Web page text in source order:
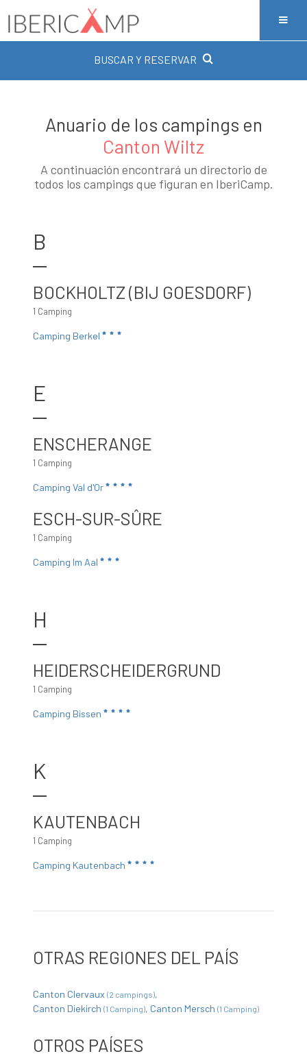
BUSCAR Y RESERVAR
Anuario de los campings en
Canton Wiltz
A continuación encontrará un directorio de
todos los campings que figuran en IberiCamp.
B
BOCKHOLTZ (BIJ GOESDORF)
1 Camping
Camping Berkel
E
ENSCHERANGE
1 Camping
Camping Val d'Or
ESCH-SUR-SÛRE
1 Camping
Camping Im Aal
H
HEIDERSCHEIDERGRUND
1 Camping
Camping Bissen
K
KAUTENBACH
1 Camping
Camping Kautenbach
OTRAS REGIONES DEL PAÍS
Canton Clervaux (2 campings)
Canton Diekirch (1 Camping) Canton Mersch (1 Camping)
OTROS PAÍSES